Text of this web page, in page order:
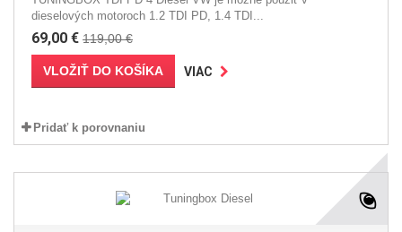
dieselových motoroch 1.2 TDI PD, 1.4 TDI...
69,00 € 119,00 €
VLOŽIŤ DO KOŠÍKA VIAC
Pridať k porovnaniu